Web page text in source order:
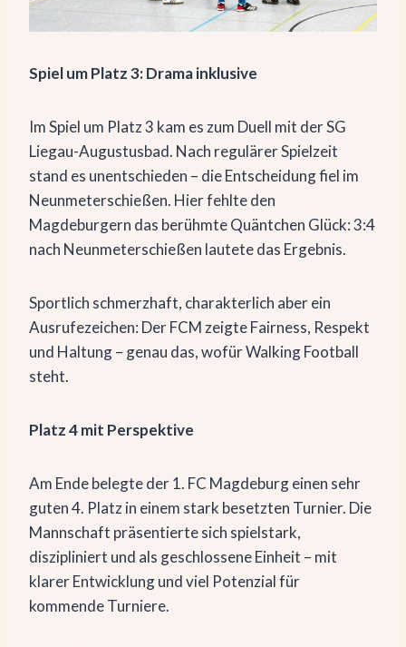
Spiel um Platz 3: Drama inklusive
Im Spiel um Platz 3 kam es zum Duell mit der SG
Liegau-Augustusbad. Nach regulärer Spielzeit
stand es unentschieden – die Entscheidung fiel im
Neunmeterschießen. Hier fehlte den
Magdeburgern das berühmte Quäntchen Glück: 3:4
nach Neunmeterschießen lautete das Ergebnis.
Sportlich schmerzhaft, charakterlich aber ein
Ausrufezeichen: Der FCM zeigte Fairness, Respekt
und Haltung – genau das, wofür Walking Football
steht.
Platz 4 mit Perspektive
Am Ende belegte der 1. FC Magdeburg einen sehr
guten 4. Platz in einem stark besetzten Turnier. Die
Mannschaft präsentierte sich spielstark,
diszipliniert und als geschlossene Einheit – mit
klarer Entwicklung und viel Potenzial für
kommende Turniere.